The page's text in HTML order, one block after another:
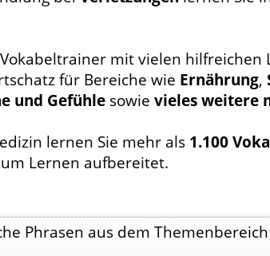
mit vielen hilfreichen
für Bereiche wie Ernährung,
und Gefühle sowie vieles weitere
lernen Sie mehr als 1.100
Lernen aufbereitet.
Phrasen aus dem